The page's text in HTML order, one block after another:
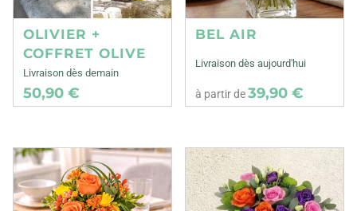
OLIVIER +
COFFRET OLIVE
Livraison dès demain
50,90 €
BEL AIR
Livraison dès aujourd'hui
à partir de39,90 €